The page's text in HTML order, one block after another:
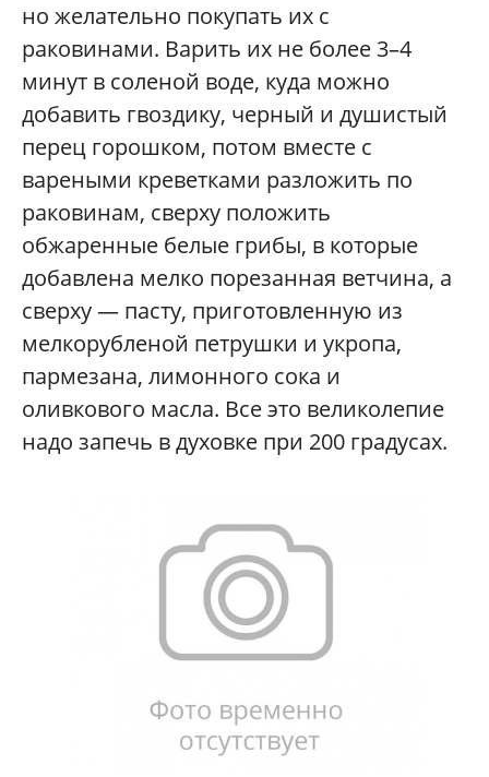
но желательно покупать их с
раковинами. Варить их не более 3–4
минут в соленой воде, куда можно
добавить гвоздику, черный и душистый
перец горошком, потом вместе с
вареными креветками разложить по
раковинам, сверху положить
обжаренные белые грибы, в которые
добавлена мелко порезанная ветчина, а
сверху — пасту, приготовленную из
мелкорубленой петрушки и укропа,
пармезана, лимонного сока и
оливкового масла. Все это великолепие
надо запечь в духовке при 200 градусах.